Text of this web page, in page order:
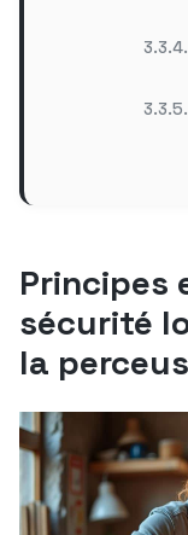
Principes
sécurité
la